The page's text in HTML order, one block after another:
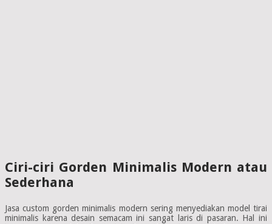
Ciri-ciri Gorden Minimalis Modern atau
Sederhana
Jasa custom gorden minimalis modern sering menyediakan model tirai
minimalis karena desain semacam ini sangat laris di pasaran. Hal ini